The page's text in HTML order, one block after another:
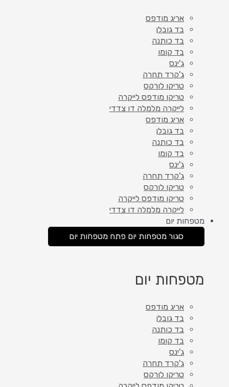
אריג מודפס
בד גובלן
בד כותנה
בד קומו
ג'ינס
ג'קרד תחרה
טריקו לורקס
טריקו מודפס לייקרה
לייקרה מלמלה דו צדדי
אריג מודפס
בד גובלן
בד כותנה
בד קומו
ג'ינס
ג'קרד תחרה
טריקו לורקס
טריקו מודפס לייקרה
לייקרה מלמלה דו צדדי
מטפחות יום
סגור מטפחות יום פתח מטפחות יום
מטפחות יום
אריג מודפס
בד גובלן
בד כותנה
בד קומו
ג'ינס
ג'קרד תחרה
טריקו לורקס